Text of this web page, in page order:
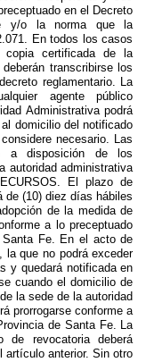
en el Decreto
y/o la norma que la
En todos los casos
copia certificada de la
transcribirse los
reglamentario. La
agente público
Administrativa podrá
domicilio del notificado
necesario. Las
a disposición de los
autoridad administrativa
El plazo de
de (10) diez días hábiles
de la medida de
a lo preceptuado
Fe. En el acto de
la que no podrá exceder
y quedará notificada en
cuando el domicilio de
la sede de la autoridad
prorrogarse conforme a
de Santa Fe. La
de revocatoria deberá
artículo anterior. Sin otro